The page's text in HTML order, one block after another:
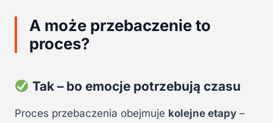
A może przebaczenie to
proces?
Tak – bo emocje potrzebują czasu
Proces przebaczenia obejmuje kolejne etapy –